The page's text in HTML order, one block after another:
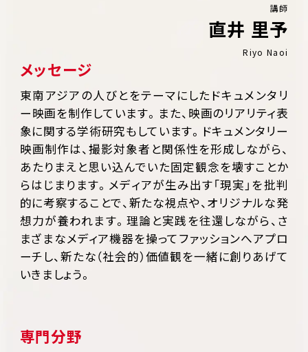
講師
直井 里予
Riyo Naoi
メッセージ
東南アジアの人びとをテーマにしたドキュメンタリ
ー映画を制作しています。また、映画のリアリティ表
象に関する学術研究もしています。ドキュメンタリー
映画制作は、撮影対象者と関係性を形成しながら、
あたりまえと思い込んでいた固定観念を壊すことか
らはじまります。メディアが生み出す「現実」を批判
的に考察することで、新たな視点や、オリジナルな発
想力が養われます。理論と実践を往還しながら、さ
まざまなメディア機器を操ってファッションへアプロ
ーチし、新たな（社会的）価値観を一緒に創りあげて
いきましょう。
専門分野